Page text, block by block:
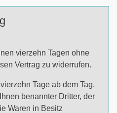
vierzehn Tagen ohne
Vertrag zu widerrufen.
Tage ab dem Tag,
benannter Dritter, der
Waren in Besitz